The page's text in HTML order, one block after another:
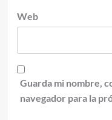
Web
Guarda mi nombre,
navegador para la